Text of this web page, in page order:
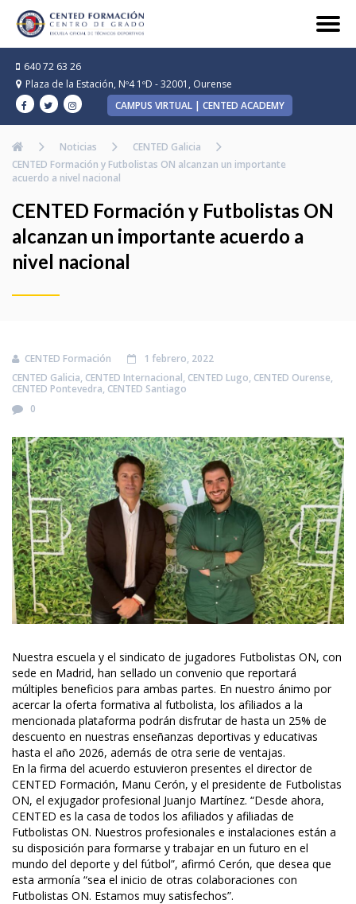
640 72 63 26
Plaza de la Estación, Nº4 1ºD - 32001, Ourense
CAMPUS VIRTUAL | CENTED ACADEMY
Noticias
CENTED Galicia
CENTED Formación y Futbolistas ON alcanzan un importante
acuerdo a nivel nacional
CENTED Formación y Futbolistas ON
alcanzan un importante acuerdo a
nivel nacional
CENTED Formación
1 febrero, 2022
CENTED Galicia, CENTED Internacional, CENTED Lugo, CENTED Ourense,
CENTED Pontevedra, CENTED Santiago
0
Nuestra escuela y el sindicato de jugadores Futbolistas ON, con
sede en Madrid, han sellado un convenio que reportará
múltiples beneficios para ambas partes. En nuestro ánimo por
acercar la oferta formativa al futbolista, los afiliados a la
mencionada plataforma podrán disfrutar de hasta un 25% de
descuento en nuestras enseñanzas deportivas y educativas
hasta el año 2026, además de otra serie de ventajas.
En la firma del acuerdo estuvieron presentes el director de
CENTED Formación, Manu Cerón, y el presidente de Futbolistas
ON, el exjugador profesional Juanjo Martínez. “Desde ahora,
CENTED es la casa de todos los afiliados y afiliadas de
Futbolistas ON. Nuestros profesionales e instalaciones están a
su disposición para formarse y trabajar en un futuro en el
mundo del deporte y del fútbol”, afirmó Cerón, que desea que
esta armonía “sea el inicio de otras colaboraciones con
Futbolistas ON. Estamos muy satisfechos”.